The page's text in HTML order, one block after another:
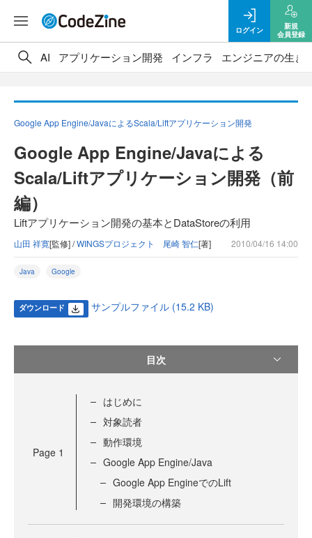
ログイン
新規
会員登録
AI アプリケーション開発 インフラ エンジニアの生き
Google App Engine/JavaによるScala/Liftアプリケーション開発
Google App Engine/Javaによる
Scala/Liftアプリケーション開発（前
編）
Liftアプリケーション開発の基本とDataStoreの利用
山田 祥寛[監修] /WINGSプロジェクト 尾崎 智仁[著] 2010/04/16 14:00
Java Google
ダウンロード サンプルファイル (15.2 KB)
目次
Page 1
はじめに
対象読者
動作環境
Google App Engine/Java
Google App EngineでのLift
開発環境の構築